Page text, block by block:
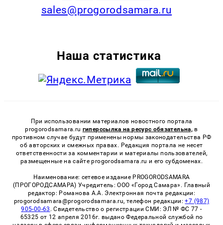
sales@progorodsamara.ru
Наша статистика
При использовании материалов новостного портала
progorodsamara.ru гиперссылка на ресурс обязательна, в
противном случае будут применены нормы законодательства РФ
об авторских и смежных правах. Редакция портала не несет
ответственности за комментарии и материалы пользователей,
размещенные на сайте progorodsamara.ru и его субдоменах.
Наименование: сетевое издание PROGORODSAMARA
(ПРОГОРОДСАМАРА) Учредитель: ООО «Город Самара». Главный
редактор: Романова А.А. Электронная почта редакции:
progorodsamara@progorodsamara.ru, телефон редакции:+7 (987)
905-00-63 . Свидетельство о регистрации СМИ: ЭЛ № ФС 77 -
65325 от 12 апреля 2016г. выдано Федеральной службой по